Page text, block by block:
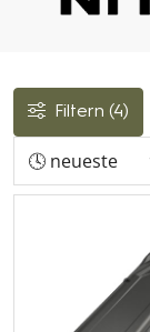
Filtern (4)